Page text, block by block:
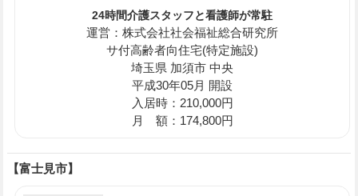
24時間介護スタッフと看護師が常駐
運営：株式会社社会福祉総合研究所
サ付高齢者向住宅(特定施設)
埼玉県 加須市 中央
平成30年05月 開設
入居時：210,000円
月 額：174,800円
【富士見市】